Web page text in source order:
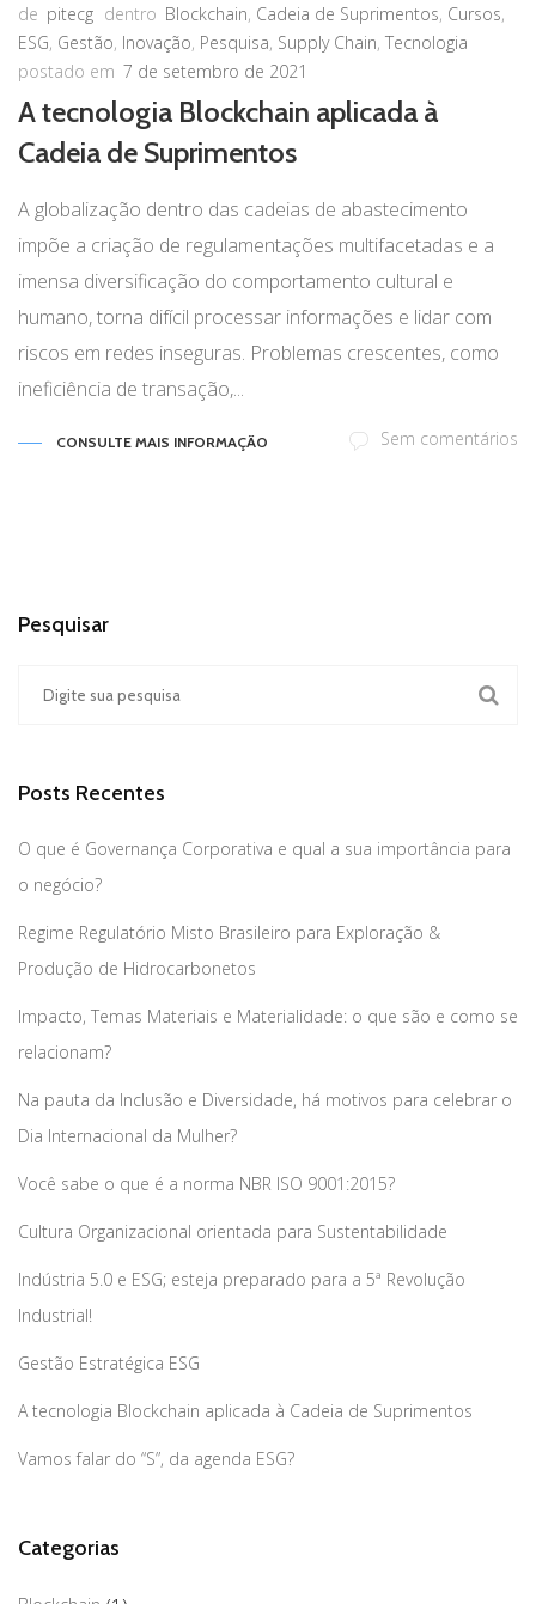
de pitecg dentro Blockchain, Cadeia de Suprimentos, Cursos,
ESG, Gestão, Inovação, Pesquisa, Supply Chain, Tecnologia
postado em 7 de setembro de 2021
A tecnologia Blockchain aplicada à
Cadeia de Suprimentos
A globalização dentro das cadeias de abastecimento
impõe a criação de regulamentações multifacetadas e a
imensa diversificação do comportamento cultural e
humano, torna difícil processar informações e lidar com
riscos em redes inseguras. Problemas crescentes, como
ineficiência de transação,...
CONSULTE MAIS INFORMAÇÃO Sem comentários
Pesquisar
Posts Recentes
O que é Governança Corporativa e qual a sua importância para
o negócio?
Regime Regulatório Misto Brasileiro para Exploração &
Produção de Hidrocarbonetos
Impacto, Temas Materiais e Materialidade: o que são e como se
relacionam?
Na pauta da Inclusão e Diversidade, há motivos para celebrar o
Dia Internacional da Mulher?
Você sabe o que é a norma NBR ISO 9001:2015?
Cultura Organizacional orientada para Sustentabilidade
Indústria 5.0 e ESG; esteja preparado para a 5ª Revolução
Industrial!
Gestão Estratégica ESG
A tecnologia Blockchain aplicada à Cadeia de Suprimentos
Vamos falar do “S”, da agenda ESG?
Categorias